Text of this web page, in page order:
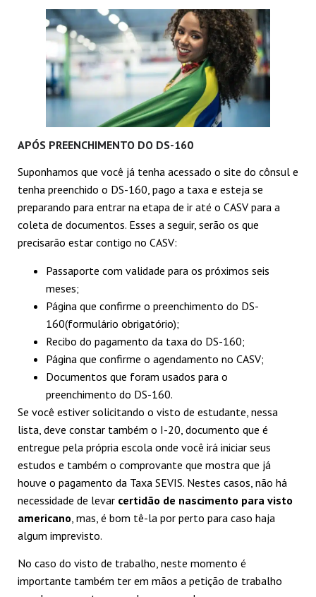
APÓS PREENCHIMENTO DO DS-160
Suponhamos que você já tenha acessado o site do cônsul e
tenha preenchido o DS-160, pago a taxa e esteja se
preparando para entrar na etapa de ir até o CASV para a
coleta de documentos. Esses a seguir, serão os que
precisarão estar contigo no CASV:
Passaporte com validade para os próximos seis
meses;
Página que confirme o preenchimento do DS-
160(formulário obrigatório);
Recibo do pagamento da taxa do DS-160;
Página que confirme o agendamento no CASV;
Documentos que foram usados para o
preenchimento do DS-160.
Se você estiver solicitando o visto de estudante, nessa
lista, deve constar também o I-20, documento que é
entregue pela própria escola onde você irá iniciar seus
estudos e também o comprovante que mostra que já
houve o pagamento da Taxa SEVIS. Nestes casos, não há
necessidade de levar certidão de nascimento para visto
americano , mas, é bom tê-la por perto para caso haja
algum imprevisto.
No caso do visto de trabalho, neste momento é
importante também ter em mãos a petição de trabalho